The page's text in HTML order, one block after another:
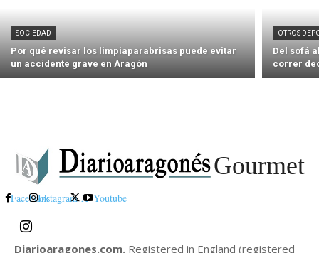
SOCIEDAD
Por qué revisar los limpiaparabrisas puede evitar
un accidente grave en Aragón
OTROS
Del sofá
correr
Gourmet
FacebookInstagram X Youtube
Diarioaragones.com. Registered in England (registered